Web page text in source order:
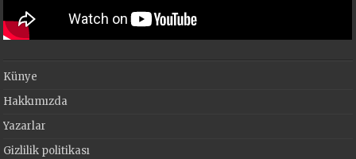
Künye
Hakkımızda
Yazarlar
Gizlilik politikası